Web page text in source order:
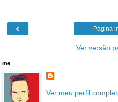
‹ Página
Ver versão
me
Ver meu perfil